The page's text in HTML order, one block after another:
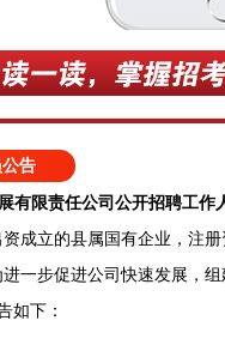
告
有限责任公司公开招聘工作
立的县属国有企业，注册
一步促进公司快速发展，
如下：